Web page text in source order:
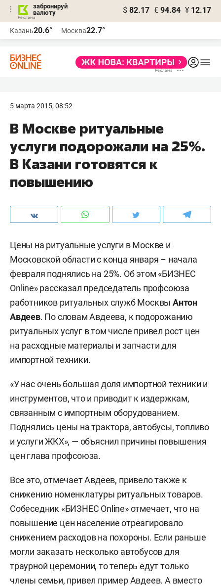
забронируй
валюту
$ 82.17 € 94.84 ¥ 12.17
Казань20.6° Москва22.7°
5 марта 2015, 08:52
В Москве ритуальные
услуги подорожали на 25%.
В Казани готовятся к
повышению
Цены на ритуальные услуги в Москве и
Московской области с конца января – начала
февраля поднялись на 25%. Об этом «БИЗНЕС
Online» рассказал председатель профсоюза
работников ритуальных служб Москвы Антон
Авдеев. По словам Авдеева, к подорожанию
ритуальных услуг в том числе привел рост цен
на расходные материалы и запчасти для
импортной техники.
«У нас очень большая доля импортной техники и
инструментов, что и приводит к издержкам,
связанным с импортным оборудованием.
Поднялись цены на трактора, автобусы, топливо
и услуги ЖКХ», — объяснил причины повышения
цен глава профсоюза.
Все это, отмечает Авдеев, привело также к
снижению номенклатуры ритуальных товаров.
Собеседник «БИЗНЕС Online» отмечает, что на
повышение цен население отреагировало
снижением расходов на похороны. Если раньше
могли заказать несколько автобусов для
траурной церемонии, то теперь едут только
члены семьи, привел пример Авдеев. А вместо